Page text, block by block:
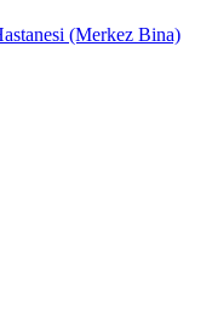
(Merkez Bina)